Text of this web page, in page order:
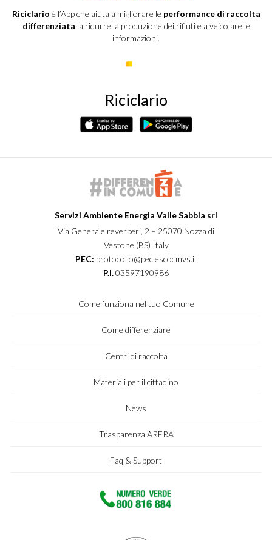
Riciclario è l’App che aiuta a migliorare le performance di raccolta
differenziata, a ridurre la produzione dei rifiuti e a veicolare le
informazioni.
Riciclario
Servizi Ambiente Energia Valle Sabbia srl
Via Generale reverberi, 2 – 25070 Nozza di
Vestone (BS) Italy
PEC: protocollo@pec.escocmvs.it
P.I.03597190986
Come funziona nel tuo Comune
Come differenziare
Centri di raccolta
Materiali per il cittadino
News
Trasparenza ARERA
Faq & Support